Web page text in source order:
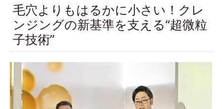
毛穴よりもはるかに小さい！クレ
ンジングの新基準を支える“超微粒
子技術”